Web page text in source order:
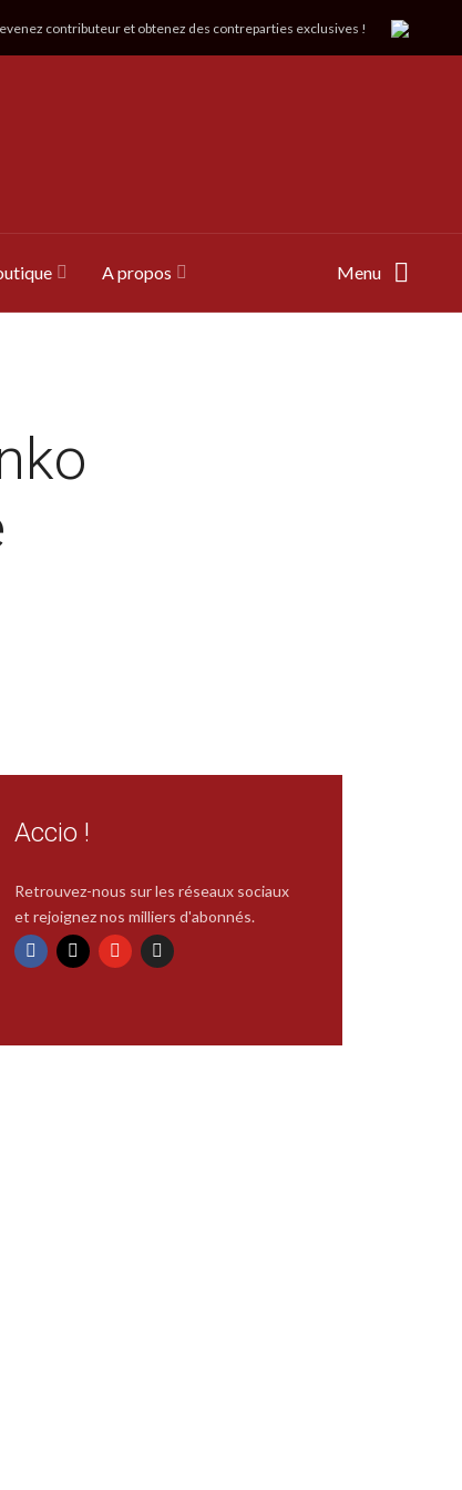
contributeur et obtenez des contreparties exclusives !
A propos Menu
Accio !
Retrouvez-nous sur les réseaux sociaux
et rejoignez nos milliers d'abonnés.